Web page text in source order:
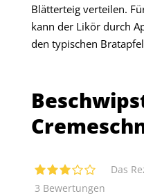
Blätterteig verteilen.
kann der Likör durch
den typischen
Das
3 Bewertungen